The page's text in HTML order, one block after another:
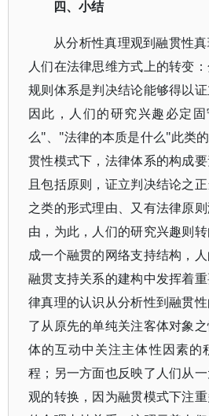
四、小结
从分析性真理观到融贯性
人们在法律思维方式上的转变
规则体系是判决结论能够得以
因此，人们的研究兴趣必定
么"、"法律的本质是什么"此类
贯性模式下，法律体系的构成
且包括原则，证立判决结论之
之类的形式理由、又有法律原
由，为此，人们的研究兴趣则
成一个融贯的网络支持结构，
融贯支持关系的建构中发挥着
律真理的认识从分析性到融贯
了从原先的单纯关注客体对象
体的互动中关注主体性因素的
程；另一方面也反映了人们从
观的转换，因为融贯模式下注